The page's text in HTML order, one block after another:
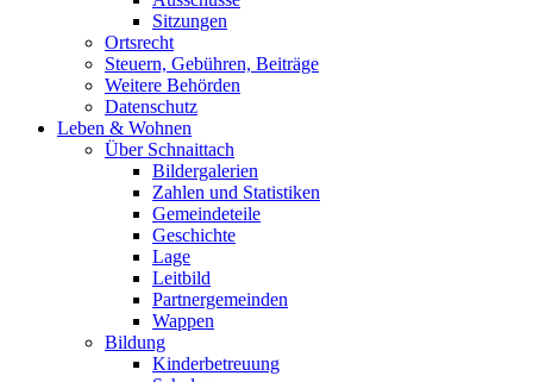
Sitzungen
Ortsrecht
Steuern, Gebühren, Beiträge
Weitere Behörden
Datenschutz
Leben & Wohnen
Über Schnaittach
Bildergalerien
Zahlen und Statistiken
Gemeindeteile
Geschichte
Lage
Leitbild
Partnergemeinden
Wappen
Bildung
Kinderbetreuung